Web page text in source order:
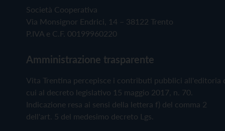
Società Cooperativa
Via Monsignor Endrici, 14 – 38122 Trento
P.IVA e C.F. 00199960220
Amministrazione trasparente
Vita Trentina percepisce i contributi pubblici all'editoria
cui al decreto legislativo 15 maggio 2017, n. 70.
Indicazione resa ai sensi della lettera f) del comma 2
dell'art. 5 del medesimo decreto Lgs.